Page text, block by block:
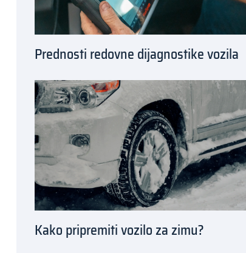
Prednosti redovne dijagnostike vozila
Kako pripremiti vozilo za zimu?